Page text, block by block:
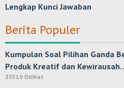
Lengkap Kunci Jawaban
Berita Populer
Kumpulan Soal Pilihan Ganda
Produk Kreatif dan
33519 Dilihat